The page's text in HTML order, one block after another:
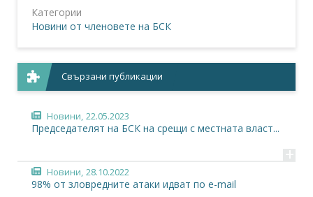
Категории
Новини от членовете на БСК
Свързани публикации
Новини, 22.05.2023
Председателят на БСК на срещи с местната власт...
+
Новини, 28.10.2022
98% от зловредните атаки идват по e-mail